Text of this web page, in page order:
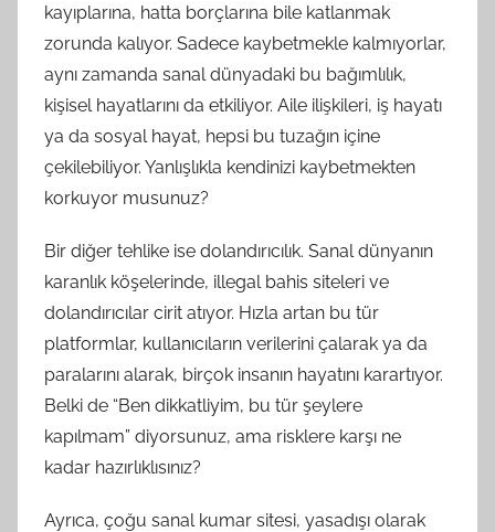
kayıplarına, hatta borçlarına bile katlanmak
zorunda kalıyor. Sadece kaybetmekle kalmıyorlar,
aynı zamanda sanal dünyadaki bu bağımlılık,
kişisel hayatlarını da etkiliyor. Aile ilişkileri, iş hayatı
ya da sosyal hayat, hepsi bu tuzağın içine
çekilebiliyor. Yanlışlıkla kendinizi kaybetmekten
korkuyor musunuz?
Bir diğer tehlike ise dolandırıcılık. Sanal dünyanın
karanlık köşelerinde, illegal bahis siteleri ve
dolandırıcılar cirit atıyor. Hızla artan bu tür
platformlar, kullanıcıların verilerini çalarak ya da
paralarını alarak, birçok insanın hayatını karartıyor.
Belki de “Ben dikkatliyim, bu tür şeylere
kapılmam” diyorsunuz, ama risklere karşı ne
kadar hazırlıklısınız?
Ayrıca, çoğu sanal kumar sitesi, yasadışı olarak